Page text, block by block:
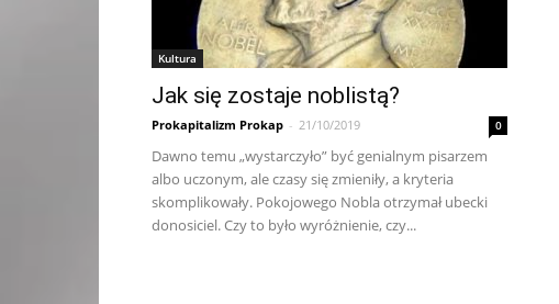
Kultura
Jak się zostaje noblistą?
Prokapitalizm Prokap - 21/10/2019 0
Dawno temu „wystarczyło” być genialnym pisarzem
albo uczonym, ale czasy się zmieniły, a kryteria
skomplikowały. Pokojowego Nobla otrzymał ubecki
donosiciel. Czy to było wyróżnienie, czy...